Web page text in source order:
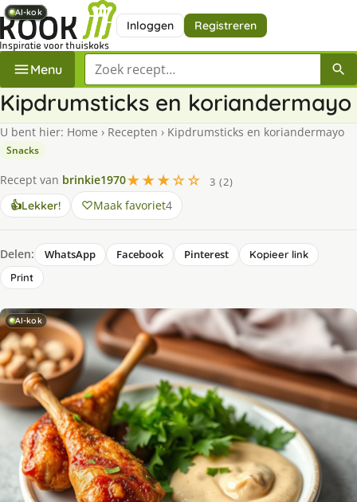
Inloggen Registreren
Menu Zoek een recept
Kipdrumsticks en koriandermayo
U bent hier: Home › Recepten › Kipdrumsticks en koriandermayo
Snacks
Recept van brinkie1970★★★☆☆
3 (2)
👍Lekker! Maak favoriet4
Delen: WhatsApp Facebook Pinterest
Kopieer link
Print
AI-kok
AI-kok
AI-kok
AI-kok
AI-kok
AI-kok
AI-kok